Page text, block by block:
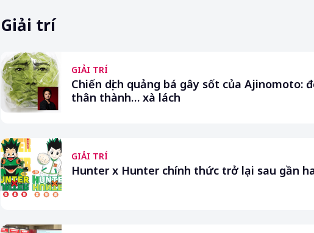
Giải trí
GIẢI TRÍ
Chiến dịch quảng bá gây sốt của Ajinomoto:
thân thành… xà lách
GIẢI TRÍ
Hunter x Hunter chính thức trở lại sau gần